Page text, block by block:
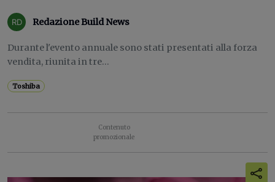
Redazione Build News
Durante l'evento annuale sono stati presentati alla forza
vendita, riunita in tre...
Toshiba